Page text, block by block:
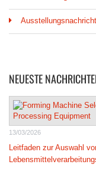
NEUESTE
13/03/2026
Leitfaden zur Auswahl